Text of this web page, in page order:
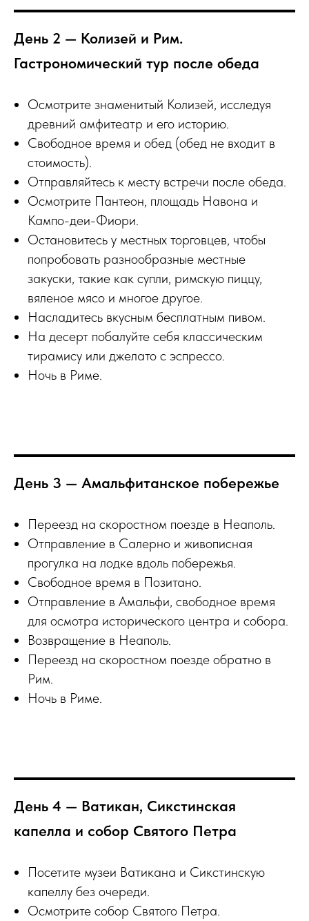
День 2 — Колизей и Рим.
Гастрономический тур после обеда
Осмотрите знаменитый Колизей, исследуя
древний амфитеатр и его историю.
Свободное время и обед (обед не входит в
стоимость).
Отправляйтесь к месту встречи после обеда.
Осмотрите Пантеон, площадь Навона и
Кампо-деи-Фиори.
Остановитесь у местных торговцев, чтобы
попробовать разнообразные местные
закуски, такие как супли, римскую пиццу,
вяленое мясо и многое другое.
Насладитесь вкусным бесплатным пивом.
На десерт побалуйте себя классическим
тирамису или джелато с эспрессо.
Ночь в Риме.
День 3 — Амальфитанское побережье
Переезд на скоростном поезде в Неаполь.
Отправление в Салерно и живописная
прогулка на лодке вдоль побережья.
Свободное время в Позитано.
Отправление в Амальфи, свободное время
для осмотра исторического центра и собора.
Возвращение в Неаполь.
Переезд на скоростном поезде обратно в
Рим.
Ночь в Риме.
День 4 — Ватикан, Сикстинская
капелла и собор Святого Петра
Посетите музеи Ватикана и Сикстинскую
капеллу без очереди.
Осмотрите собор Святого Петра.